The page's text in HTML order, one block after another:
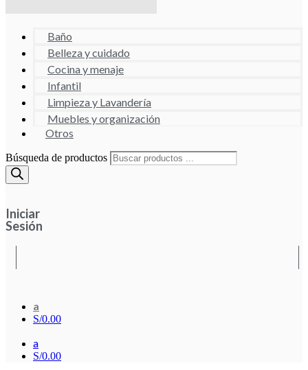
Baño
Belleza y cuidado
Cocina y menaje
Infantil
Limpieza y Lavandería
Muebles y organización
Otros
Búsqueda de productos
Iniciar
Sesión
a
S/0.00
a
S/0.00